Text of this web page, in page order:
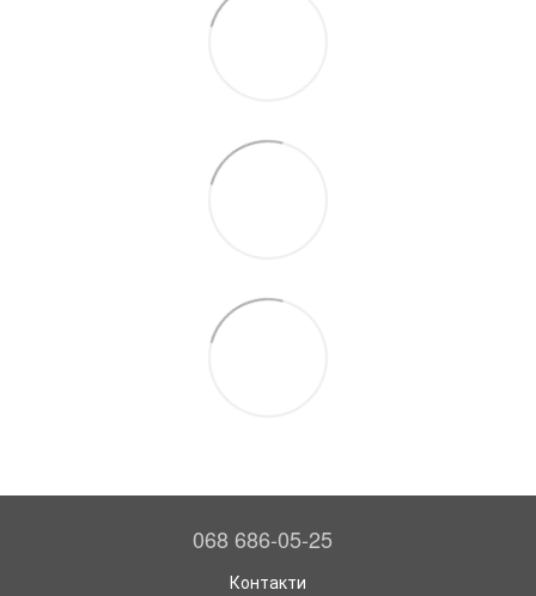
068 686-05-25
Контакти